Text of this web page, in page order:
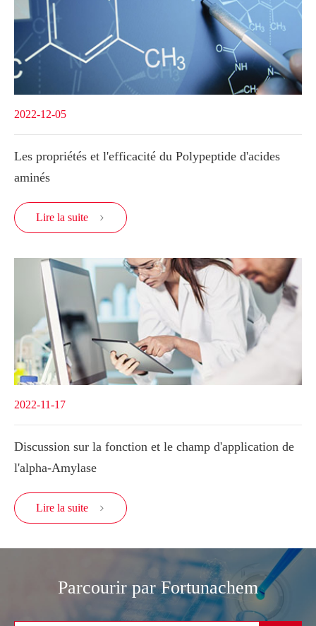
2022-12-05
Les propriétés et l'efficacité du Polypeptide d'acides
aminés
Lire la suite 
2022-11-17
Discussion sur la fonction et le champ d'application de
l'alpha-Amylase
Lire la suite 
Parcourir par Fortunachem